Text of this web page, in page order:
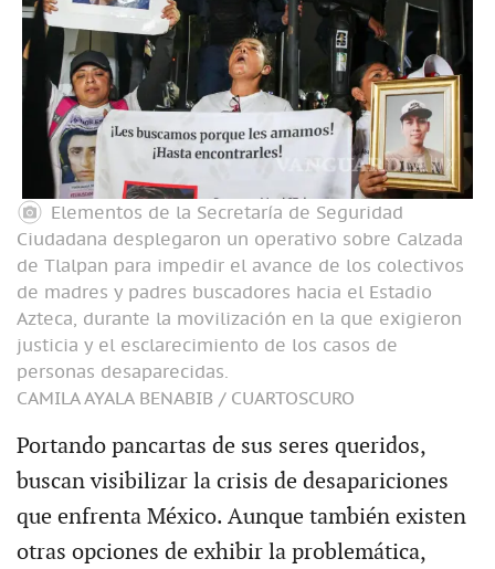
Elementos de la Secretaría de Seguridad
Ciudadana desplegaron un operativo sobre Calzada
de Tlalpan para impedir el avance de los colectivos
de madres y padres buscadores hacia el Estadio
Azteca, durante la movilización en la que exigieron
justicia y el esclarecimiento de los casos de
personas desaparecidas.
CAMILA AYALA BENABIB / CUARTOSCURO
Portando pancartas de sus seres queridos,
buscan visibilizar la crisis de desapariciones
que enfrenta México. Aunque también existen
otras opciones de exhibir la problemática,